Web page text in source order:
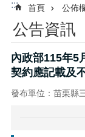
::: 首頁 公佈
公告資訊
內政部115年5
契約應記載及
發布單位：苗栗縣